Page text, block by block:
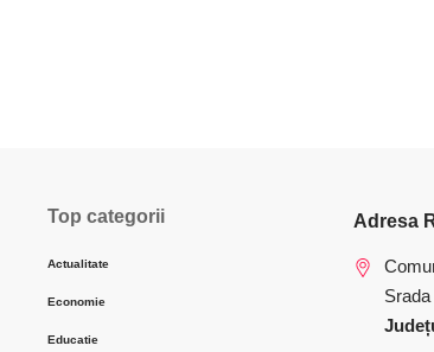
Top categorii
Actualitate
Economie
Educatie
Adresa
Srada